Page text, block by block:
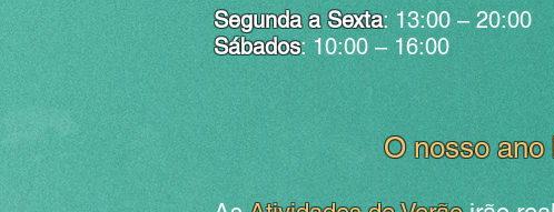
Segunda a Sexta: 13:00 – 20:00
Sábados: 10:00 – 16:00
O nosso ano